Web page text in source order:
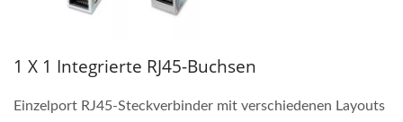
1 X 1 Integrierte RJ45-Buchsen
Einzelport RJ45-Steckverbinder mit verschiedenen Layouts